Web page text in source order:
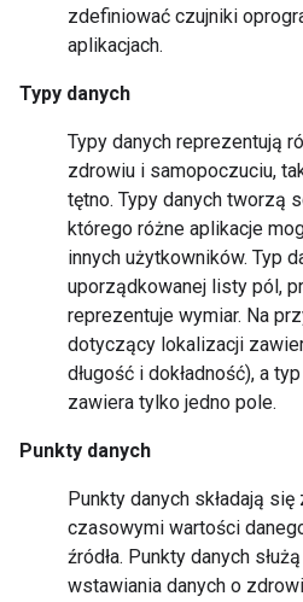
zdefiniować czujniki
aplikacjach.
Typy danych
Typy danych reprezentują
zdrowiu i samopoczuciu,
tętno. Typy danych tworzą
którego różne aplikacje
innych użytkowników. Typ
uporządkowanej listy pól,
reprezentuje wymiar. Na
dotyczący lokalizacji
długość i dokładność), a
zawiera tylko jedno pole.
Punkty danych
Punkty danych składają
czasowymi wartości
źródła. Punkty danych
wstawiania danych o